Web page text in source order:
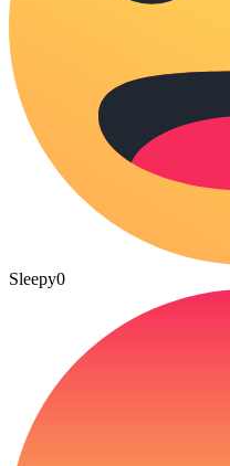
Sleepy0